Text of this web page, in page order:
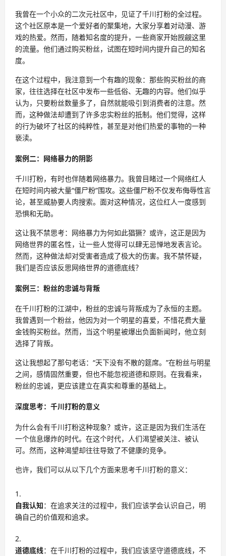
我曾在一个小众的二次元社区中，见证了千川打粉的全过程。
这个社区原本是一个爱好者的聚集地，大家分享着对动漫、游
戏的热爱。然而，随着知名度的提升，一些商家开始觊觎这里
的流量。他们通过购买粉丝，试图在短时间内提升自己的知名
度。
在这个过程中，我注意到一个有趣的现象：那些购买粉丝的商
家，往往选择在社区中发布一些低俗、无趣的内容。他们似乎
认为，只要粉丝数量多了，自然就能吸引到消费者的注意。然
而，这种做法却遭到了许多忠实粉丝的抵制。他们觉得，这样
的行为破坏了社区的纯粹性，甚至是对他们热爱的事物的一种
亵渎。
案例二：网络暴力的阴影
千川打粉，有时也伴随着网络暴力。我曾目睹过一个网络红人
在短时间内被大量“僵尸粉”围攻。这些僵尸粉不仅发布侮辱性言
论，甚至威胁要人肉搜索。面对这种情况，这位红人一度感到
恐惧和无助。
这让我不禁思考：网络暴力为何如此猖獗？或许，这正是因为
网络世界的匿名性，让一些人觉得可以肆无忌惮地发表言论。
然而，这种做法却对受害者造成了极大的伤害。我不禁怀疑，
我们是否应该反思网络世界的道德底线？
案例三：粉丝的忠诚与背叛
在千川打粉的江湖中，粉丝的忠诚与背叛成为了永恒的主题。
我曾遇到一个粉丝，他因为对一个明星的喜爱，不惜花费大量
金钱购买粉丝。然而，当这个明星被爆出负面新闻时，他立刻
选择了背叛。
这让我想起了那句老话：“天下没有不散的筵席。”在粉丝与明星
之间，感情固然重要，但也不能忽视道德和原则。在我看来，
粉丝的忠诚，更应该建立在真实和尊重的基础上。
深度思考：千川打粉的意义
为什么会有千川打粉这种现象？或许，这正是因为我们生活在
一个信息爆炸的时代。在这个时代，人们渴望被关注、被认
可。然而，这种渴望却往往导致了不健康的竞争。
也许，我们可以从以下几个方面来思考千川打粉的意义：
自我认知：在追求关注的过程中，我们应该学会认识自己，明
确自己的价值观和追求。
道德底线：在千川打粉的过程中，我们应该坚守道德底线，不